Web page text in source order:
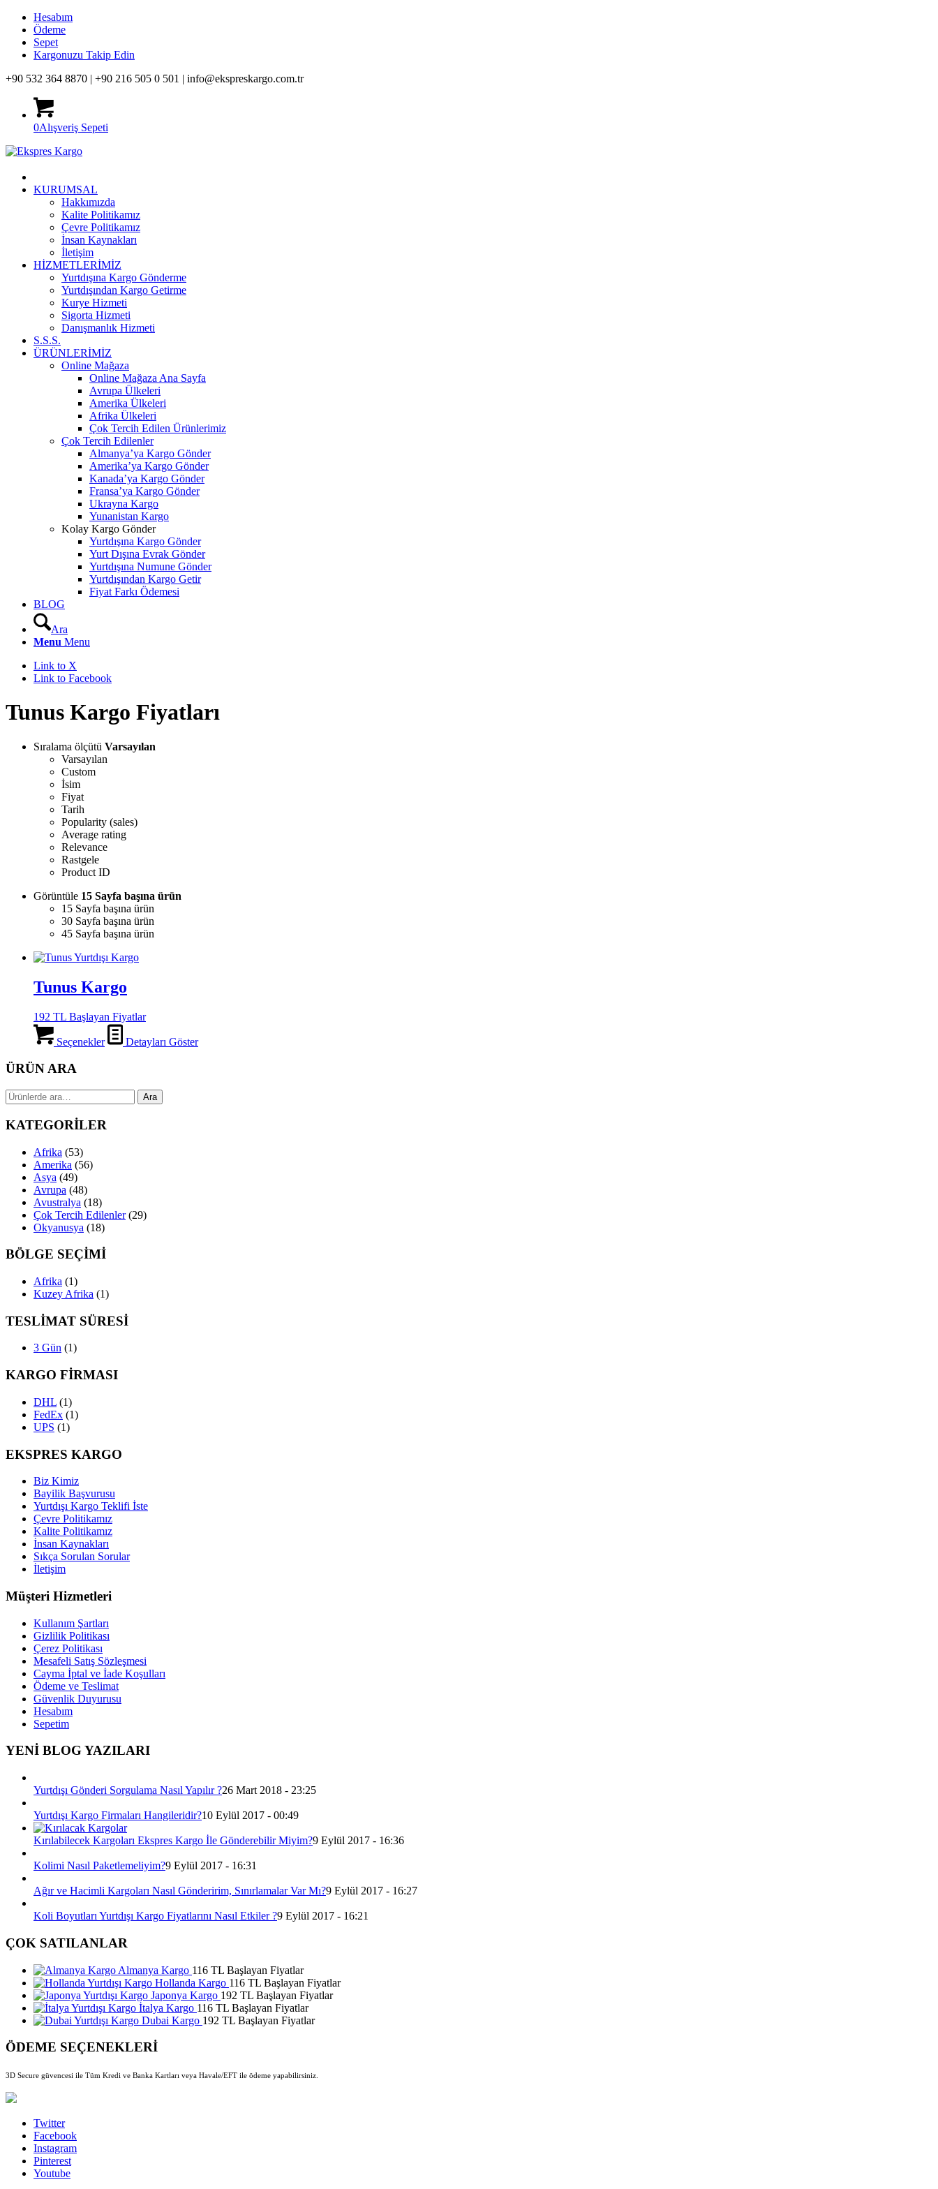
Hesabım
Ödeme
Sepet
Kargonuzu Takip Edin
+90 532 364 8870 | +90 216 505 0 501 | info@ekspreskargo.com.tr
0Alışveriş Sepeti
KURUMSAL
Hakkımızda
Kalite Politikamız
Çevre Politikamız
İnsan Kaynakları
İletişim
HİZMETLERİMİZ
Yurtdışına Kargo Gönderme
Yurtdışından Kargo Getirme
Kurye Hizmeti
Sigorta Hizmeti
Danışmanlık Hizmeti
S.S.S.
ÜRÜNLERİMİZ
Online Mağaza
Online Mağaza Ana Sayfa
Avrupa Ülkeleri
Amerika Ülkeleri
Afrika Ülkeleri
Çok Tercih Edilen Ürünlerimiz
Çok Tercih Edilenler
Almanya’ya Kargo Gönder
Amerika’ya Kargo Gönder
Kanada’ya Kargo Gönder
Fransa’ya Kargo Gönder
Ukrayna Kargo
Yunanistan Kargo
Kolay Kargo Gönder
Yurtdışına Kargo Gönder
Yurt Dışına Evrak Gönder
Yurtdışına Numune Gönder
Yurtdışından Kargo Getir
Fiyat Farkı Ödemesi
BLOG
Ara
Menu Menu
Link to X
Link to Facebook
Tunus Kargo Fiyatları
Sıralama ölçütü Varsayılan
Varsayılan
Custom
İsim
Fiyat
Tarih
Popularity (sales)
Average rating
Relevance
Rastgele
Product ID
Görüntüle 15 Sayfa başına ürün
15 Sayfa başına ürün
30 Sayfa başına ürün
45 Sayfa başına ürün
Tunus Kargo
192 TL Başlayan Fiyatlar
Seçenekler Detayları Göster
ÜRÜN ARA
Ara: Ara
KATEGORİLER
Afrika (53)
Amerika (56)
Asya (49)
Avrupa (48)
Avustralya (18)
Çok Tercih Edilenler (29)
Okyanusya (18)
BÖLGE SEÇİMİ
Afrika (1)
Kuzey Afrika (1)
TESLİMAT SÜRESİ
3 Gün (1)
KARGO FİRMASI
DHL (1)
FedEx (1)
UPS (1)
EKSPRES KARGO
Biz Kimiz
Bayilik Başvurusu
Yurtdışı Kargo Teklifi İste
Çevre Politikamız
Kalite Politikamız
İnsan Kaynakları
Sıkça Sorulan Sorular
İletişim
Müşteri Hizmetleri
Kullanım Şartları
Gizlilik Politikası
Çerez Politikası
Mesafeli Satış Sözleşmesi
Cayma İptal ve İade Koşulları
Ödeme ve Teslimat
Güvenlik Duyurusu
Hesabım
Sepetim
YENİ BLOG YAZILARI
Yurtdışı Gönderi Sorgulama Nasıl Yapılır ?26 Mart 2018 - 23:25
Yurtdışı Kargo Firmaları Hangileridir?10 Eylül 2017 - 00:49
Kırılabilecek Kargoları Ekspres Kargo İle Gönderebilir Miyim?9 Eylül 2017 - 16:36
Kolimi Nasıl Paketlemeliyim?9 Eylül 2017 - 16:31
Ağır ve Hacimli Kargoları Nasıl Gönderirim, Sınırlamalar Var Mı?9 Eylül 2017 - 16:27
Koli Boyutları Yurtdışı Kargo Fiyatlarını Nasıl Etkiler ?9 Eylül 2017 - 16:21
ÇOK SATILANLAR
Almanya Kargo 116 TL Başlayan Fiyatlar
Hollanda Kargo 116 TL Başlayan Fiyatlar
Japonya Kargo 192 TL Başlayan Fiyatlar
İtalya Kargo 116 TL Başlayan Fiyatlar
Dubai Kargo 192 TL Başlayan Fiyatlar
ÖDEME SEÇENEKLERİ
3D Secure güvencesi ile Tüm Kredi ve Banka Kartları veya Havale/EFT ile ödeme yapabilirsiniz.
Twitter
Facebook
Instagram
Pinterest
Youtube